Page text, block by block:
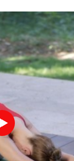
flucht der
innerer
bergstille